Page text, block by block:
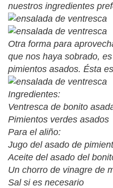
nuestros ingredientes
Otra forma para
que nos haya sobrado,
pimientos asados. Ésta
Ingredientes:
Ventresca de bonito
Pimientos verdes asados
Para el aliño:
Jugo del asado de
Aceite del asado del
Un chorro de vinagre de
Sal si es necesario